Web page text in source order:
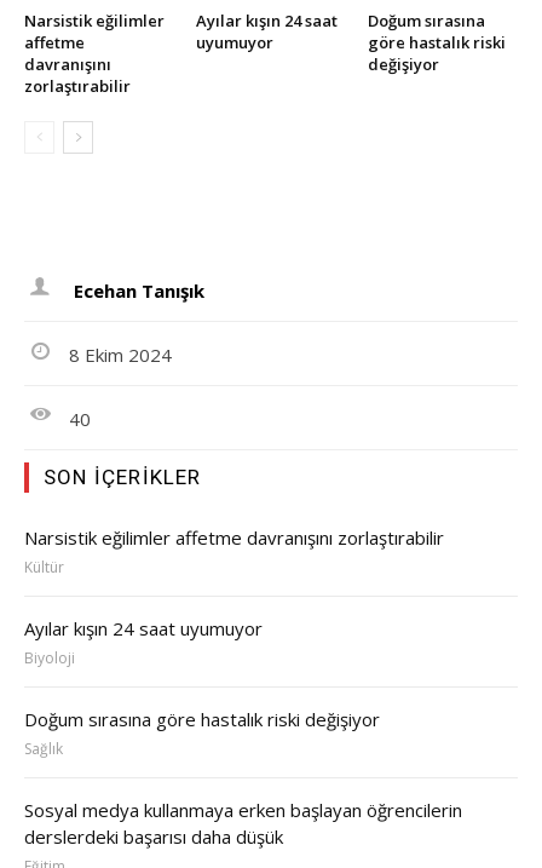
Narsistik eğilimler
affetme
davranışını
zorlaştırabilir
Ayılar kışın 24 saat
uyumuyor
Doğum sırasına
göre hastalık riski
değişiyor
Ecehan Tanışık
8 Ekim 2024
40
SON İÇERIKLER
Narsistik eğilimler affetme davranışını zorlaştırabilir
Kültür
Ayılar kışın 24 saat uyumuyor
Biyoloji
Doğum sırasına göre hastalık riski değişiyor
Sağlık
Sosyal medya kullanmaya erken başlayan öğrencilerin
derslerdeki başarısı daha düşük